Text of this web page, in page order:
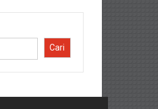
Cari